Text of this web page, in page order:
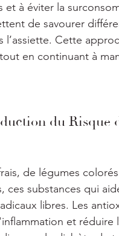
à éviter la
de savourer
Cette
en continuant à
du Risque
de légumes
ces substances qui
libres. Les
et réduire